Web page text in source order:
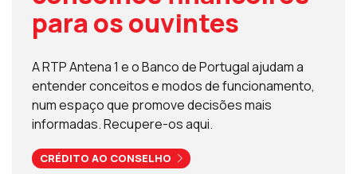
para os ouvintes
A RTP Antena 1 e o Banco de Portugal ajudam a
entender conceitos e modos de funcionamento,
num espaço que promove decisões mais
informadas. Recupere-os aqui.
CRÉDITO AO CONSELHO